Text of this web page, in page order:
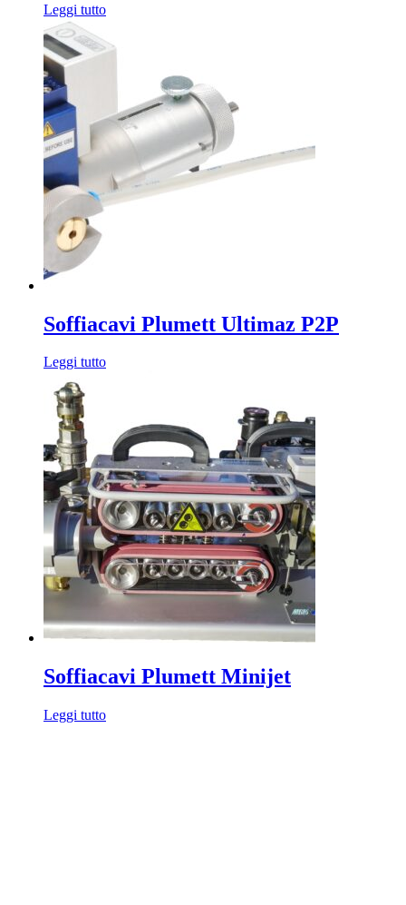
Leggi tutto
Soffiacavi Plumett Ultimaz P2P
Leggi tutto
Soffiacavi Plumett Minijet
Leggi tutto